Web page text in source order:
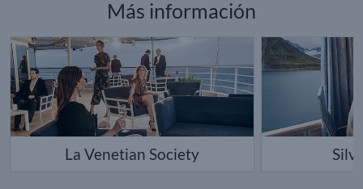
Más información
La Venetian Society